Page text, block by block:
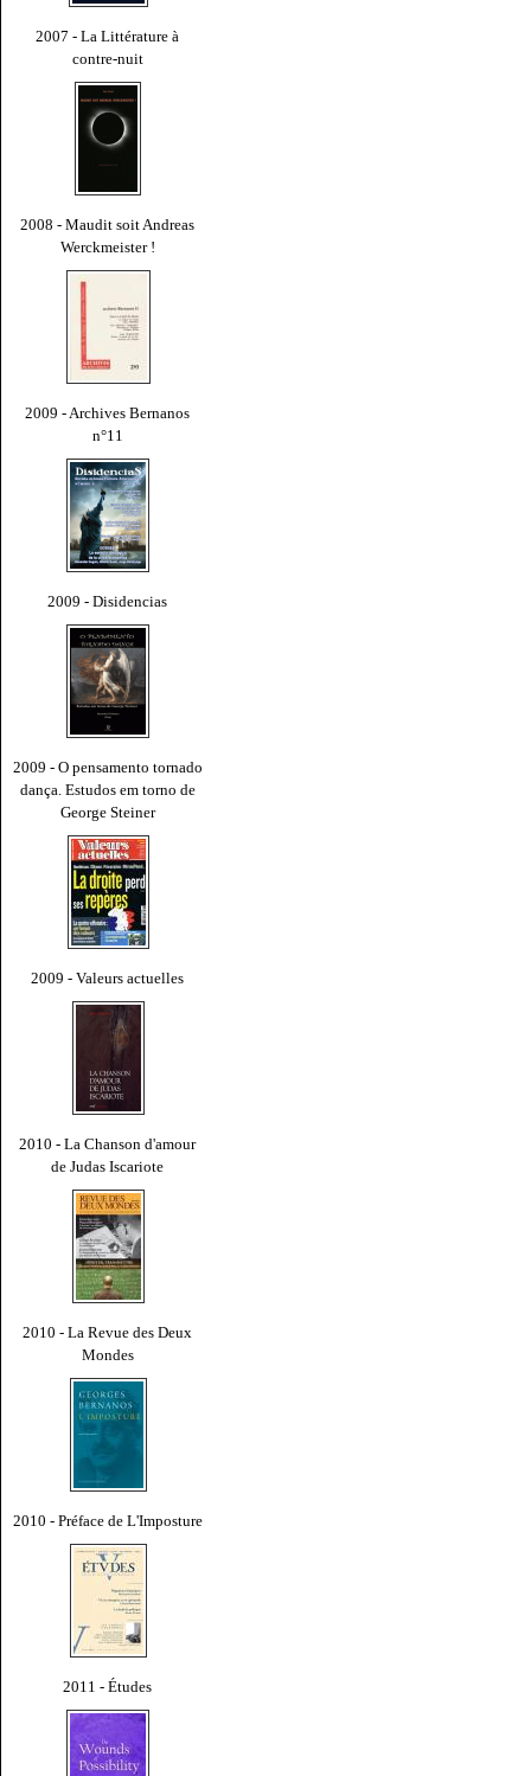
2007 - La Littérature à
contre-nuit
2008 - Maudit soit Andreas
Werckmeister !
2009 - Archives Bernanos
n°11
2009 - Disidencias
2009 - O pensamento tornado
dança. Estudos em torno de
George Steiner
2009 - Valeurs actuelles
2010 - La Chanson d'amour
de Judas Iscariote
2010 - La Revue des Deux
Mondes
2010 - Préface de L'Imposture
2011 - Études